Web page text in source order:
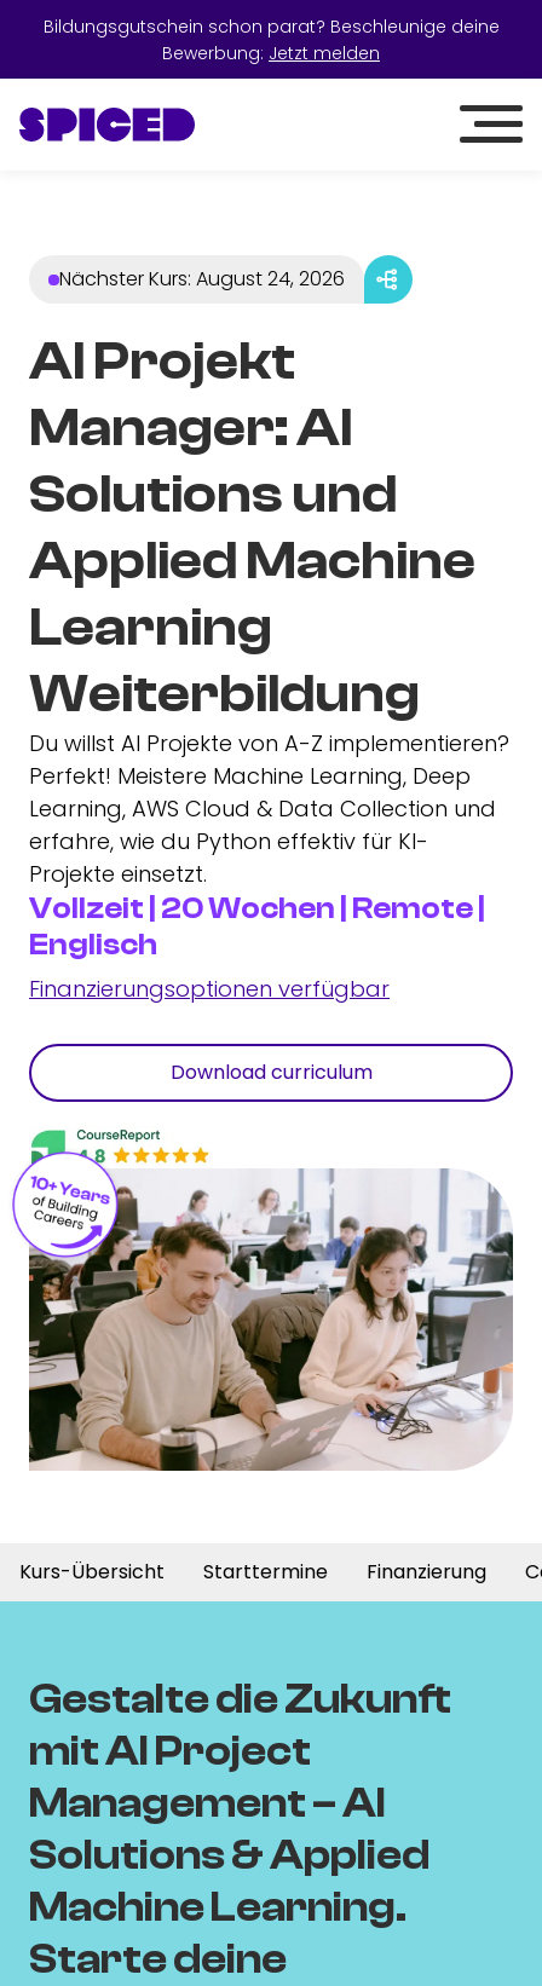
Bildungsgutschein schon parat? Beschleunige deine
Bewerbung: Jetzt melden
Nächster Kurs: August 24, 2026
AI Projekt
Manager: AI
Solutions und
Applied Machine
Learning
Weiterbildung
Du willst AI Projekte von A-Z implementieren?
Perfekt! Meistere Machine Learning, Deep
Learning, AWS Cloud & Data Collection und
erfahre, wie du Python effektiv für KI-
Projekte einsetzt.
Vollzeit | 20 Wochen | Remote |
Englisch
Finanzierungsoptionen verfügbar
Download curriculum
Kurs-Übersicht Starttermine Finanzierung
Gestalte die Zukunft
mit AI Project
Management – AI
Solutions & Applied
Machine Learning.
Starte deine